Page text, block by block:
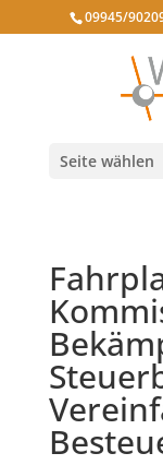
09945/
Seite wählen